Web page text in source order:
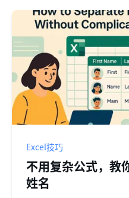
Excel技巧
不用复杂公式，教
姓名